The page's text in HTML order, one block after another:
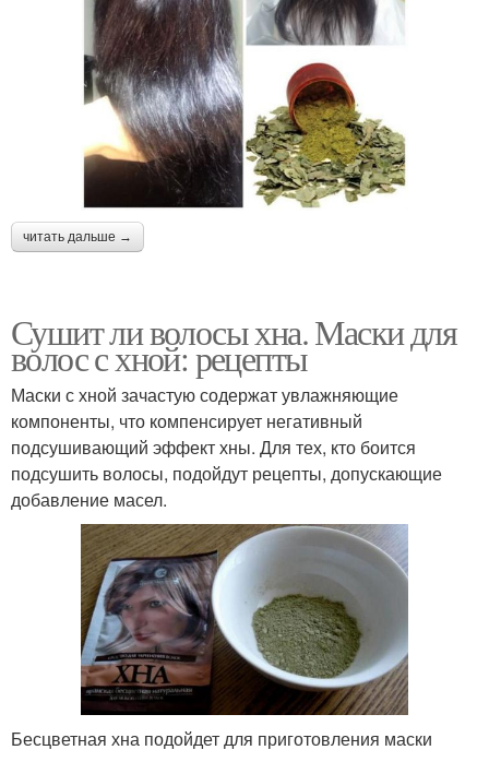
читать дальше →
Сушит ли волосы хна. Маски для
волос с хной: рецепты
Маски с хной зачастую содержат увлажняющие
компоненты, что компенсирует негативный
подсушивающий эффект хны. Для тех, кто боится
подсушить волосы, подойдут рецепты, допускающие
добавление масел.
Бесцветная хна подойдет для приготовления маски